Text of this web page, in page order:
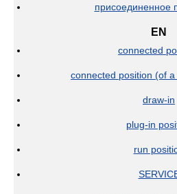
присоединенное
EN
connected
connected position (of
draw-in
plug-in
run